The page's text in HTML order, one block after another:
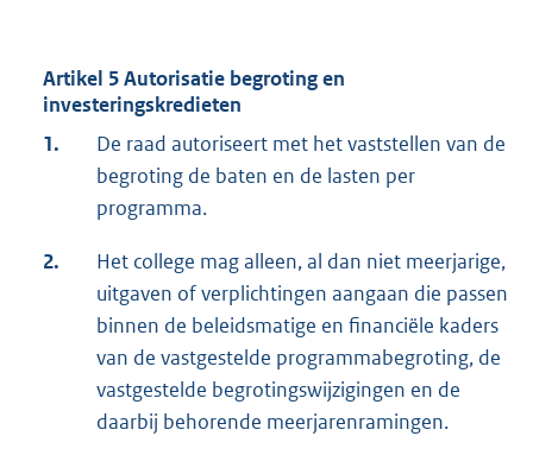
Artikel 5 Autorisatie begroting en
investeringskredieten
1.
De raad autoriseert met het vaststellen van de
begroting de baten en de lasten per
programma.
2.
Het college mag alleen, al dan niet meerjarige,
uitgaven of verplichtingen aangaan die passen
binnen de beleidsmatige en financiële kaders
van de vastgestelde programmabegroting, de
vastgestelde begrotingswijzigingen en de
daarbij behorende meerjarenramingen.